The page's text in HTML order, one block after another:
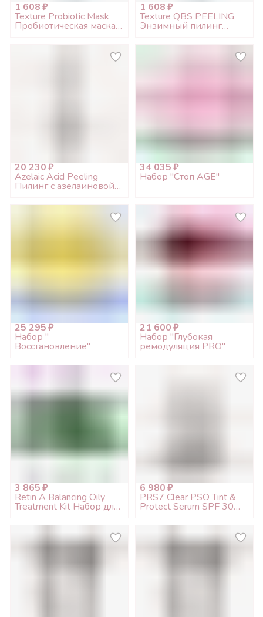
1 608 ₽
Texture Probiotic Mask
Пробиотическая маска
1 608 ₽
Texture QBS PEELING
Энзимный пилинг
20 230 ₽
Azelaic Acid Peeling
Пилинг с азелаиновой
34 035 ₽
Набор "Стоп AGE"
25 295 ₽
Набор "
Восстановление"
21 600 ₽
Набор "Глубокая
ремодуляция PRO"
3 865 ₽
Retin A Balancing Oily
Treatment Kit Набор для
6 980 ₽
PRS7 Clear PSO Tint &
Protect Serum SPF 30
тонизирующая
защитная, 30мл